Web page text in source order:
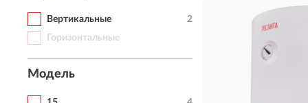
Вертикальные
2
Горизонтальные
Модель